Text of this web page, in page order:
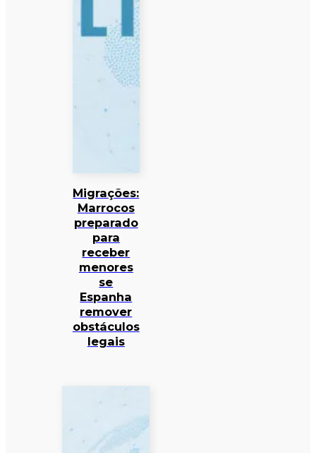
Migrações:
Marrocos
preparado
para
receber
menores
se
Espanha
remover
obstáculos
legais